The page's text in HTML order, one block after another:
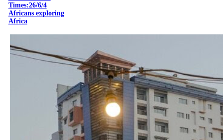
Times:26/6/4
Africans exploring
Africa